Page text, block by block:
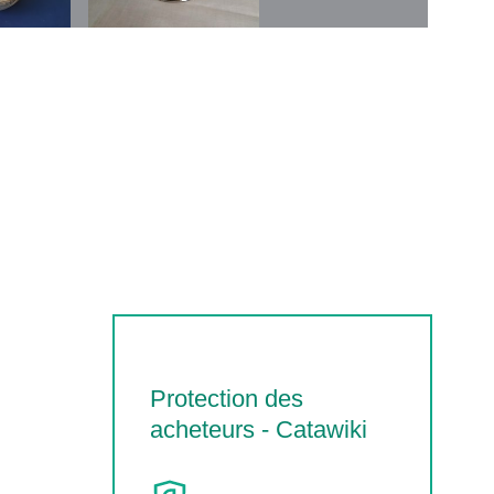
Protection des
acheteurs - Catawiki